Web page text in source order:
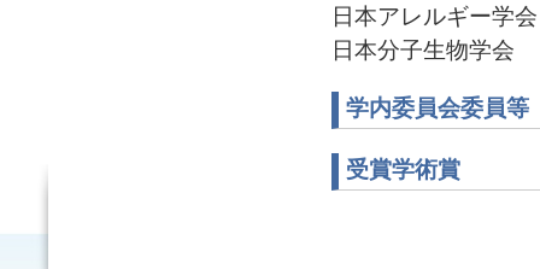
日本アレルギー学会
日本分子生物学会
学内委員会委員等
受賞学術賞